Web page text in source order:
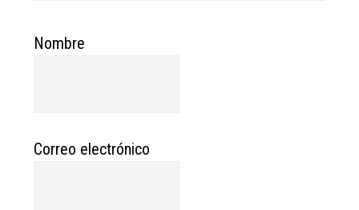
Nombre
Correo electrónico